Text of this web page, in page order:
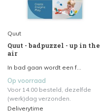
Quut
Quut - badpuzzel - up in the
air
In bad gaan wordt een f...
Op voorraad
Voor 14.00 besteld, dezelfde
(werk)dag verzonden.
Deliverytime